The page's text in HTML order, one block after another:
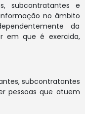
subcontratantes e
no âmbito
da
em que é exercida,
subcontratantes
pessoas que atuem